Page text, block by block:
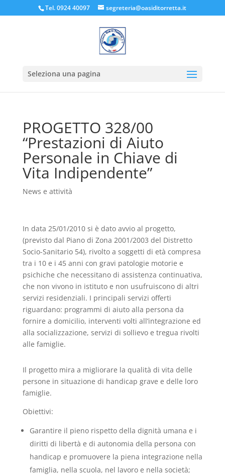
Tel. 0924 40097 segreteria@oasiditorretta.it
Seleziona una pagina
PROGETTO 328/00
“Prestazioni di Aiuto
Personale in Chiave di
Vita Indipendente”
News e attività
In data 25/01/2010 si è dato avvio al progetto,
(previsto dal Piano di Zona 2001/2003 del Distretto
Socio-Sanitario 54), rivolto a soggetti di età compresa
tra i 10 e i 45 anni con gravi patologie motorie e
psichiche che necessitano di assistenza continuativa,
che non vivono in istituto e non usufruiscono di altri
servizi residenziali. I principali servizi offerti
riguardano: programmi di aiuto alla persona da
fornire a domicilio, interventi volti all’integrazione ed
alla socializzazione, servizi di sollievo e tregua rivolti
alle famiglie.
Il progetto mira a migliorare la qualità di vita delle
persone in situazione di handicap grave e delle loro
famiglie.
Obiettivi:
Garantire il pieno rispetto della dignità umana e i
diritti di libertà e di autonomia della persona con
handicap e promuovere la piena integrazione nella
famiglia, nella scuola, nel lavoro e nella società;